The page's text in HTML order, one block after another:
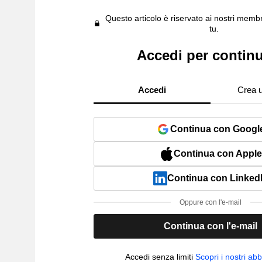
Questo articolo è riservato ai nostri
tu.
Accedi per
Accedi Crea
Continua con
Continua con Apple
Continua con
Oppure con l'e-mail
Continua con l'e-mail
Accedi senza limiti Scopri i nostri